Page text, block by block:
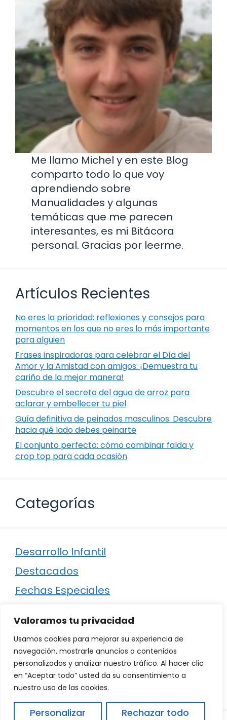
Valoramos tu privacidad
Usamos cookies para mejorar su experiencia de
navegación, mostrarle anuncios o contenidos
personalizados y analizar nuestro tráfico. Al hacer clic
en “Aceptar todo” usted da su consentimiento a
nuestro uso de las cookies.
Personalizar Rechazar todo
Me llamo Michel y en este Blog
comparto todo lo que voy
aprendiendo sobre
Manualidades y algunas
temáticas que me parecen
interesantes, es mi Bitácora
personal. Gracias por leerme.
Artículos Recientes
No eres la prioridad: reflexiones y consejos para
momentos en los que no eres lo más importante
para alguien
Frases inspiradoras para celebrar el Día del
Amor y la Amistad con amigos: ¡Demuestra tu
cariño de la mejor manera!
Descubre el secreto del agua de arroz para
aclarar y embellecer tu piel
Guía definitiva de peinados masculinos: Descubre
hacia qué lado debes peinarte
El conjunto perfecto: cómo combinar falda y
crop top para cada ocasión
Categorías
Desarrollo Infantil
Destacados
Fechas Especiales
Regalos
Relaciones
Ropa